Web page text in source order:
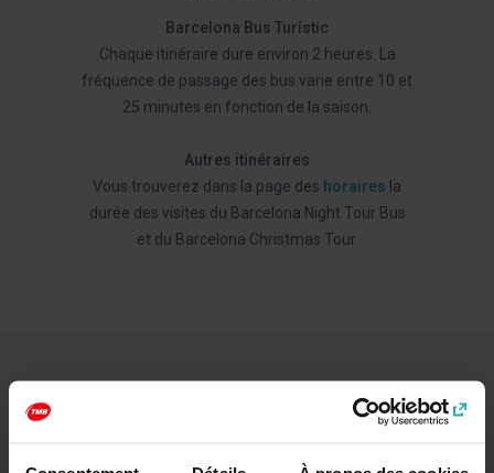
Barcelona Bus Turístic
Chaque itinéraire dure environ 2 heures. La
fréquence de passage des bus varie entre 10 et
25 minutes en fonction de la saison.
Autres itinéraires
Vous trouverez dans la page des horaires la
durée des visites du Barcelona Night Tour Bus
et du Barcelona Christmas Tour.
Tout sur Barcelone